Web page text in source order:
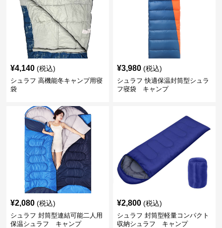
¥4,140 (税込)
シュラフ 高機能冬キャンプ用寝
袋
¥3,980 (税込)
シュラフ 快適保温封筒型シュラ
フ寝袋 キャンプ
¥2,080 (税込)
シュラフ 封筒型連結可能二人用
保温シュラフ キャンプ
¥2,800 (税込)
シュラフ 封筒型軽量コンパクト
収納シュラフ キャンプ